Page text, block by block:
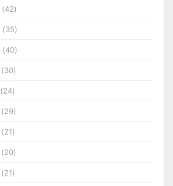
(42)
(35)
(40)
(30)
(24)
(29)
(21)
(20)
(21)